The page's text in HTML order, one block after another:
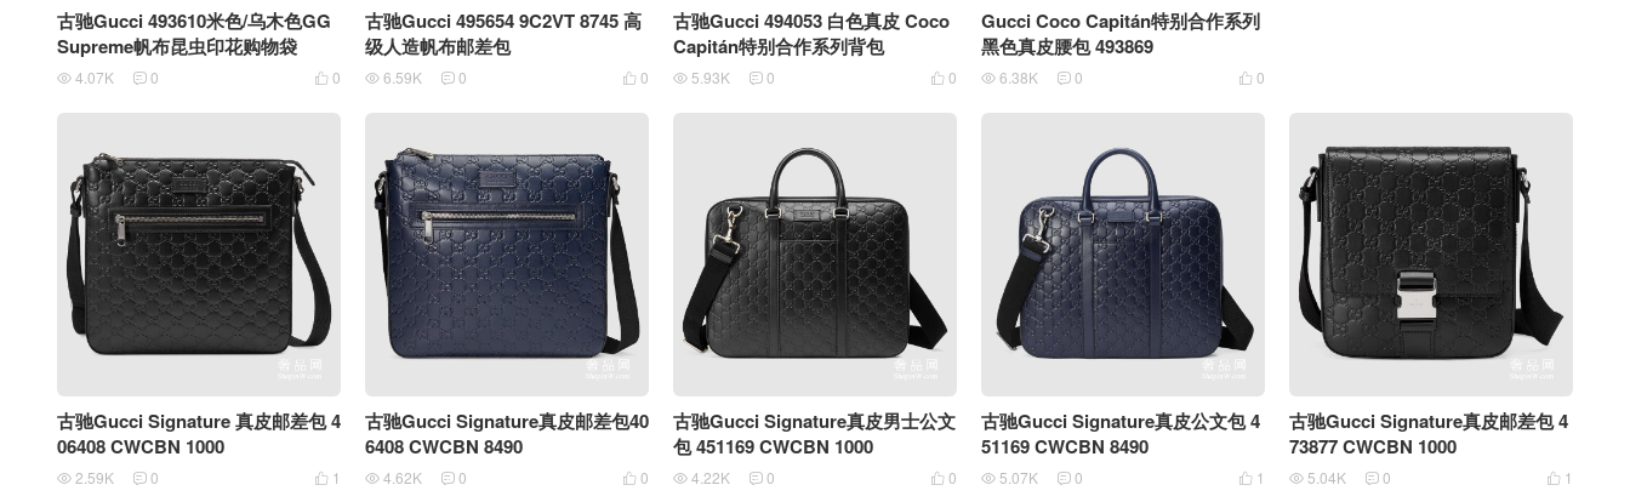
古驰Gucci 493610米色/乌木色GG
Supreme帆布昆虫印花购物袋
 0
 4.07K  0
古驰Gucci 495654 9C2VT 8745 高
级人造帆布邮差包
 0
 6.59K  0
古驰Gucci 494053 白色真皮 Coco
Capitán特别合作系列背包
 0
 5.93K  0
Gucci Coco Capitán特别合作系列
黑色真皮腰包 493869
 0
 6.38K  0
古驰Gucci Signature 真皮邮差包 4
06408 CWCBN 1000
 1
 2.59K  0
古驰Gucci Signature真皮邮差包40
6408 CWCBN 8490
 0
 4.62K  0
古驰Gucci Signature真皮男士公文
包 451169 CWCBN 1000
 0
 4.22K  0
古驰Gucci Signature真皮公文包 4
51169 CWCBN 8490
 1
 5.07K  0
古驰Gucci Signature真皮邮差包 4
73877 CWCBN 1000
 1
 5.04K  0